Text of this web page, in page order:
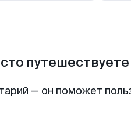
— он поможет